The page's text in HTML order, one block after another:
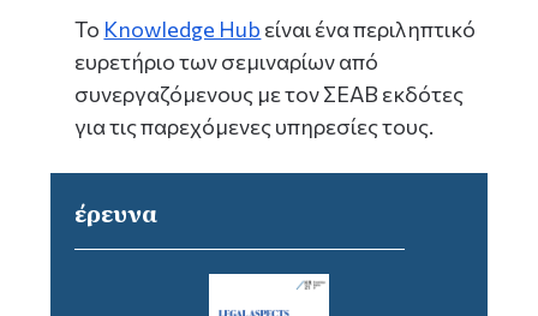
Το Knowledge Hub είναι ένα περιληπτικό
ευρετήριο των σεμιναρίων από
συνεργαζόμενους με τον ΣΕΑΒ εκδότες
για τις παρεχόμενες υπηρεσίες τους.
έρευνα